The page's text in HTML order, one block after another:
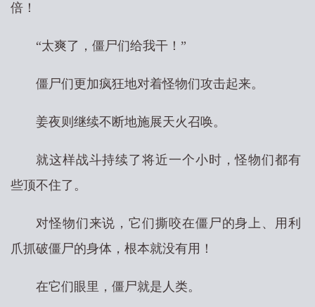
倍！
“太爽了，僵尸们给我干！”
僵尸们更加疯狂地对着怪物们攻击起来。
姜夜则继续不断地施展天火召唤。
就这样战斗持续了将近一个小时，怪物们都有
些顶不住了。
对怪物们来说，它们撕咬在僵尸的身上、用利
爪抓破僵尸的身体，根本就没有用！
在它们眼里，僵尸就是人类。